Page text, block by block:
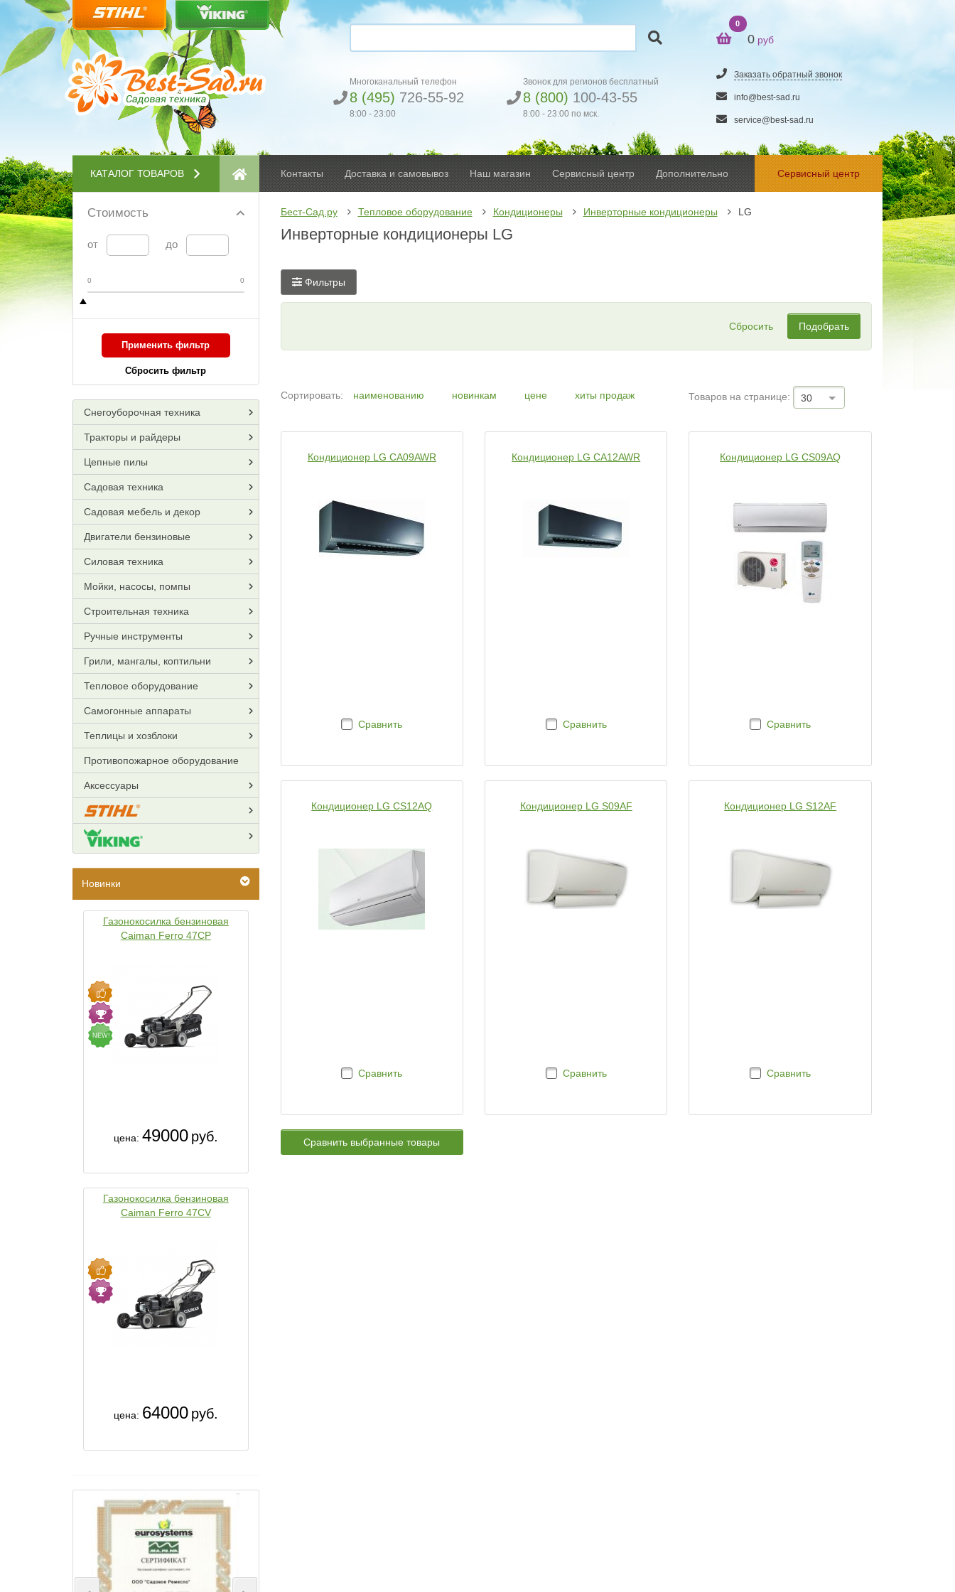
Многоканальный телефон
8 (495) 726-55-92
8:00 - 23:00
Звонок для регионов бесплатный
8 (800) 100-43-55
8:00 - 23:00 по мск.
0
0 руб
Заказать обратный звонок
info@best-sad.ru
service@best-sad.ru
КАТАЛОГ ТОВАРОВ Контакты Доставка и самовывоз Наш магазин Сервисный центр Дополнительно Сервисный центр
Стоимость
от до
0 0
Применить фильтр
Сбросить фильтр
Снегоуборочная техника
Тракторы и райдеры
Цепные пилы
Садовая техника
Садовая мебель и декор
Двигатели бензиновые
Силовая техника
Мойки, насосы, помпы
Строительная техника
Ручные инструменты
Грили, мангалы, коптильни
Тепловое оборудование
Самогонные аппараты
Теплицы и хозблоки
Противопожарное оборудование
Аксессуары
Новинки
Газонокосилка бензиновая
Caiman Ferro 47CP
NEW!
цена: 49000 руб.
Газонокосилка бензиновая
Caiman Ferro 47CV
цена: 64000 руб.
Бест-Сад.ру Тепловое оборудование Кондиционеры Инверторные кондиционеры LG
Инверторные кондиционеры LG
Фильтры
Сбросить Подобрать
Сортировать: наименованию новинкам цене хиты продаж Товаров на странице: 30
Кондиционер LG CA09AWR
Сравнить
Кондиционер LG CA12AWR
Сравнить
Кондиционер LG CS09AQ
Сравнить
Кондиционер LG CS12AQ
Сравнить
Кондиционер LG S09AF
Сравнить
Кондиционер LG S12AF
Сравнить
Сравнить выбранные товары